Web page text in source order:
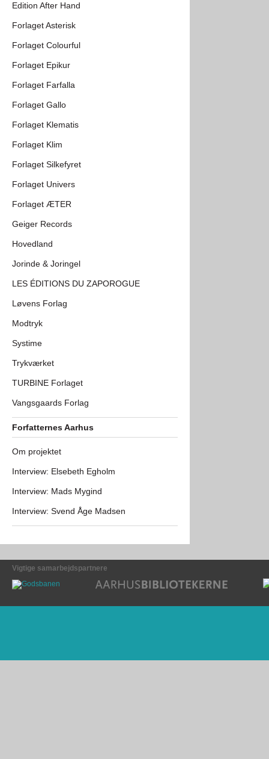
Edition After Hand
Forlaget Asterisk
Forlaget Colourful
Forlaget Epikur
Forlaget Farfalla
Forlaget Gallo
Forlaget Klematis
Forlaget Klim
Forlaget Silkefyret
Forlaget Univers
Forlaget ÆTER
Geiger Records
Hovedland
Jorinde & Joringel
LES ÉDITIONS DU ZAPOROGUE
Løvens Forlag
Modtryk
Systime
Trykværket
TURBINE Forlaget
Vangsgaards Forlag
Forfatternes Aarhus
Om projektet
Interview: Elsebeth Egholm
Interview: Mads Mygind
Interview: Svend Åge Madsen
Vigtige samarbejdspartnere